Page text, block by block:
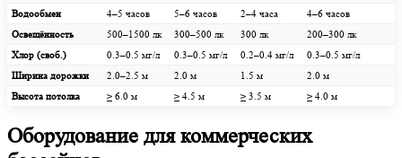
Водообмен
4–5 часов 5–6 часов 2–4 часа
4–6 часов
Освещённость
500–1500 лк 300–500 лк 300 лк
200–300 лк
Хлор (своб.)
0.3–0.5 мг/л 0.3–0.5 мг/л 0.2–0.4 мг/л
0.3–0.5 мг/л
Ширина дорожки
2.0–2.5 м 2.0 м 1.5 м
2.0 м
Высота потолка
≥ 6.0 м ≥ 4.5 м ≥ 3.5 м ≥ 4.0 м
Оборудование для коммерческих